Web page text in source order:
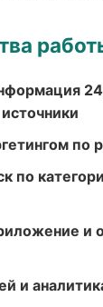
по
по
и
и